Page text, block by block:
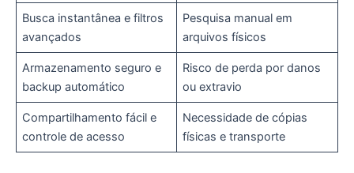
Busca instantânea e filtros
avançados
Pesquisa manual em
arquivos físicos
Armazenamento seguro e
backup automático
Risco de perda por danos
ou extravio
Compartilhamento fácil e
controle de acesso
Necessidade de cópias
físicas e transporte